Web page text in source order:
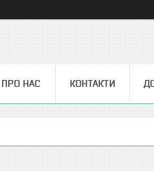
ПРО НАС КОНТАКТИ